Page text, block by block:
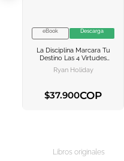
VER INFORMACION
AGREGAR AL
eBook Descarga
La Disciplina Marcara Tu
Destino Las 4 Virtudes
Estoicas 2
El Poder Del
Autocontrol
Ryan Holiday
$37.900COP
Libros originales